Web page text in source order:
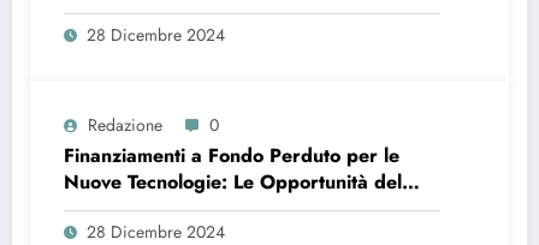
28 Dicembre 2024
Redazione 0
Finanziamenti a Fondo Perduto per le
Nuove Tecnologie: Le Opportunità del
2025
28 Dicembre 2024